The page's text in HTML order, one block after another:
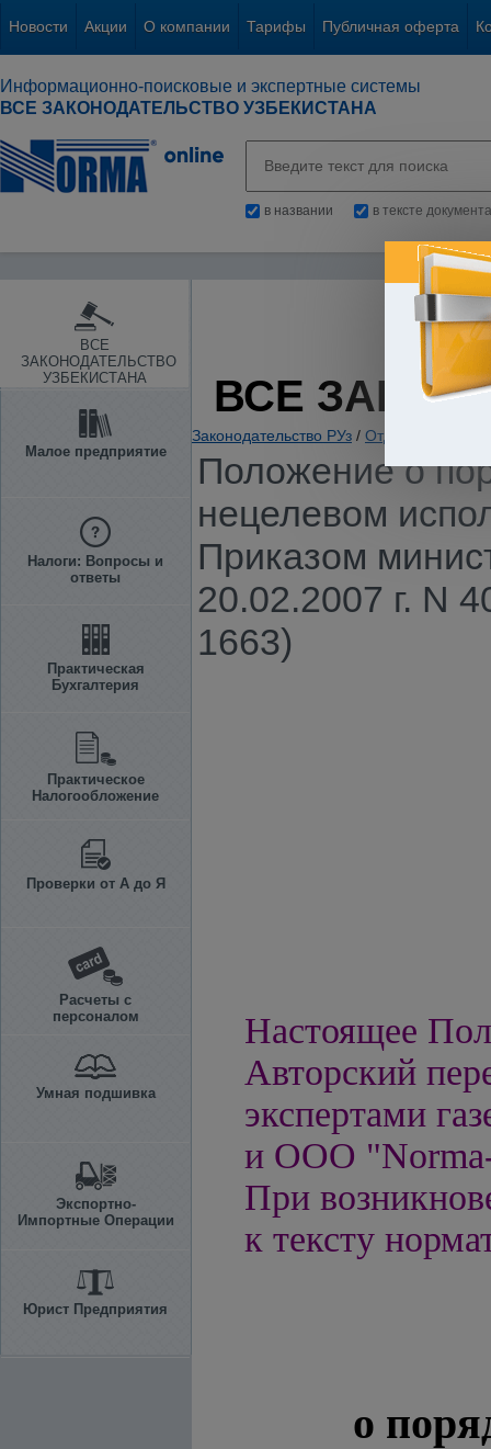
Новости Акции О компании Тарифы Публичная оферта
Информационно-поисковые и экспертные системы
ВСЕ ЗАКОНОДАТЕЛЬСТВО УЗБЕКИСТАНА
в названии в тексте документа
ВСЕ
ЗАКОНОДАТЕЛЬСТВО
УЗБЕКИСТАНА
Малое предприятие
Налоги: Вопросы и
ответы
Практическая
Бухгалтерия
Практическое
Налогообложение
Проверки от А до Я
Расчеты с
персоналом
Умная подшивка
Экспортно-
Импортные Операции
Юрист Предприятия
ВСЕ
Законодательство РУз / Отдельные
Положение о
нецелевом
Приказом
20.02.2007 г. N
1663)
Настоящее
Авторский
экспертами
и ООО "Norma-
При
к тексту
о